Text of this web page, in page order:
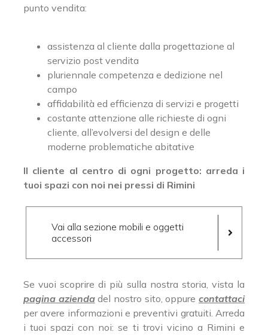
punto vendita:
assistenza al cliente dalla progettazione al
servizio post vendita
pluriennale competenza e dedizione nel
campo
affidabilità ed efficienza di servizi e progetti
costante attenzione alle richieste di ogni
cliente, all’evolversi del design e delle
moderne problematiche abitative
Il cliente al centro di ogni progetto: arreda i
tuoi spazi con noi nei pressi di Rimini
Vai alla sezione mobili e oggetti
accessori
Se vuoi scoprire di più sulla nostra storia, vista la
pagina aziendadel nostro sito, oppurecontattaci
per avere informazioni e preventivi gratuiti. Arreda
i tuoi spazi con noi: se ti trovi vicino a Rimini e